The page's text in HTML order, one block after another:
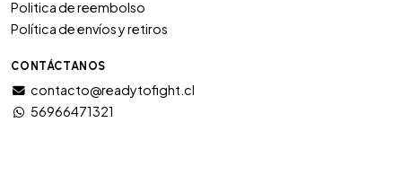
Politica de reembolso
Política de envíos y retiros
CONTÁCTANOS
contacto@readytofight.cl
56966471321